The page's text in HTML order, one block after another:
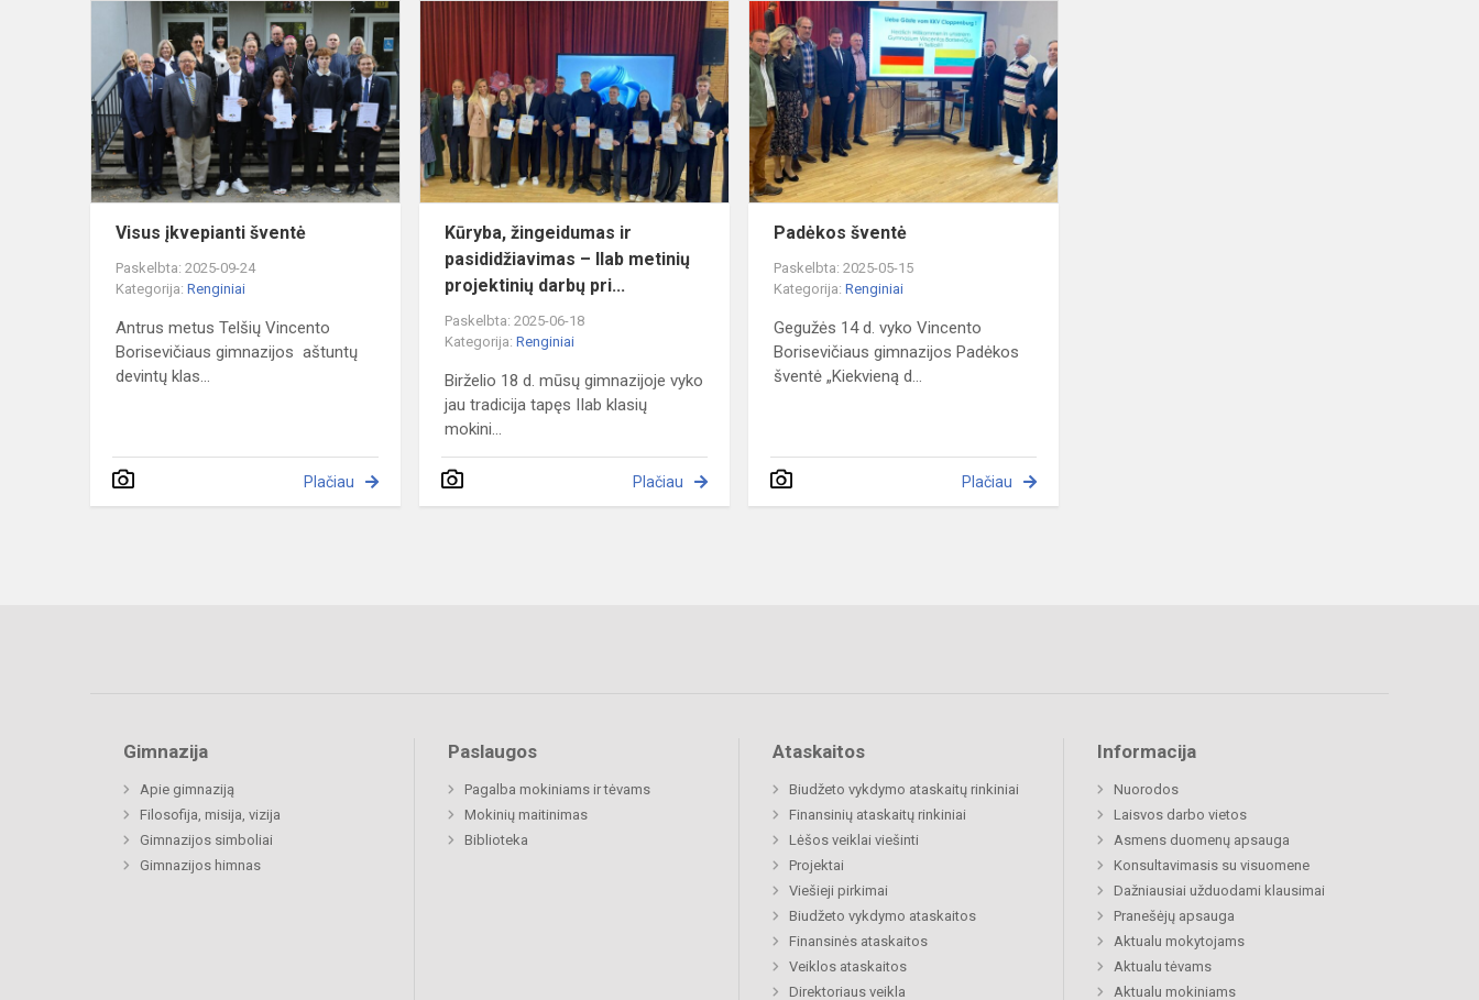
Visus
įkvepianti
šventė
Visus įkvepianti šventė
Paskelbta: 2025-09-24
Kategorija: Renginiai
Antrus metus Telšių Vincento
Borisevičiaus gimnazijos aštuntų
devintų klas...
Plačiau
Kūryba,
žingeidumas
ir
pasididžiavimas
IIab
metinių
proje...
Kūryba, žingeidumas ir
pasididžiavimas – IIab metinių
projektinių darbų pri...
Paskelbta: 2025-06-18
Kategorija:Renginiai
Birželio 18 d. mūsų gimnazijoje vyko
jau tradicija tapęs IIab klasių
mokini...
Plačiau
šventė
Padėkos šventė
Paskelbta: 2025-05-15
Kategorija:Renginiai
Gegužės 14 d. vyko Vincento
Borisevičiaus gimnazijos Padėkos
šventė „Kiekvieną d...
Plačiau
Gimnazija
Apie gimnaziją
Filosofija, misija, vizija
Gimnazijos simboliai
Gimnazijos himnas
Paslaugos
Pagalba mokiniams ir tėvams
Mokinių maitinimas
Biblioteka
Ataskaitos
Biudžeto vykdymo ataskaitų rinkiniai
Finansinių ataskaitų rinkiniai
Lėšos veiklai viešinti
Projektai
Viešieji pirkimai
Biudžeto vykdymo ataskaitos
Finansinės ataskaitos
Veiklos ataskaitos
Direktoriaus veikla
Informacija
Nuorodos
Laisvos darbo vietos
Asmens duomenų apsauga
Konsultavimasis su visuomene
Dažniausiai užduodami klausimai
Pranešėjų apsauga
Aktualu mokytojams
Aktualu tėvams
Aktualu mokiniams